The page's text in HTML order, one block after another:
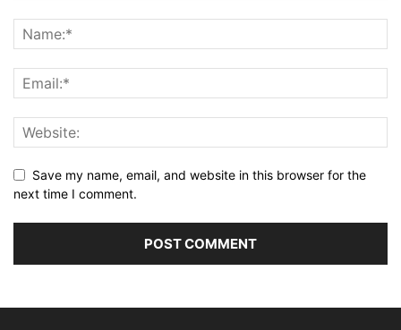
Save my name, email, and website in this browser for the
next time I comment.